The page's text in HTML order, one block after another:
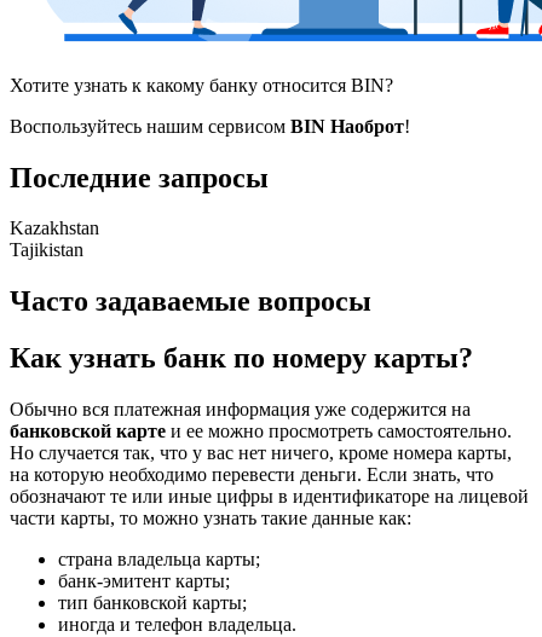
Хотите узнать к какому банку относится BIN?
Воспользуйтесь нашим сервисом BIN Наоброт!
Последние запросы
Kazakhstan
Tajikistan
Часто задаваемые вопросы
Как узнать банк по номеру карты?
Обычно вся платежная информация уже содержится на
банковской карте и ее можно просмотреть самостоятельно.
Но случается так, что у вас нет ничего, кроме номера карты,
на которую необходимо перевести деньги. Если знать, что
обозначают те или иные цифры в идентификаторе на лицевой
части карты, то можно узнать такие данные как:
страна владельца карты;
банк-эмитент карты;
тип банковской карты;
иногда и телефон владельца.